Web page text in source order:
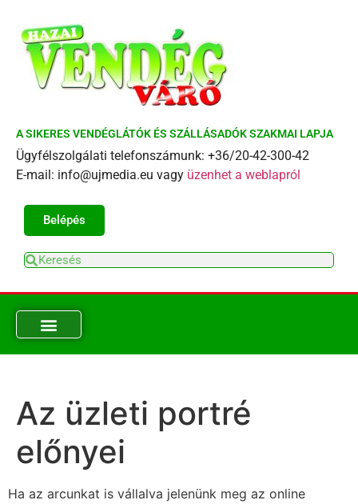
A SIKERES VENDÉGLÁTÓK ÉS SZÁLLÁSADÓK SZAKMAI LAPJA
Ügyfélszolgálati telefonszámunk: +36/20-42-300-42
E-mail: info@ujmedia.eu vagy üzenhet a weblapról
Belépés
Az üzleti portré
előnyei
Ha az arcunkat is vállalva jelenünk meg az online